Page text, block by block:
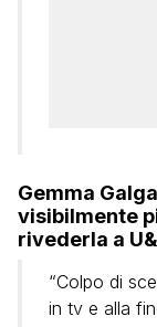
Gemma
visibilmente
rivederla a
“Colpo di
in tv e alla